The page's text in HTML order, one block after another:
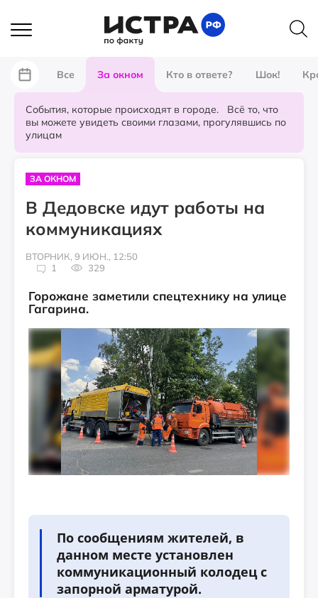
Все За окном Кто в ответе? Шок!
События, которые происходят в городе. Всё то, что
вы можете увидеть своими глазами, прогулявшись по
улицам
ЗА ОКНОМ
В Дедовске идут работы на
коммуникациях
ВТОРНИК, 9 ИЮН., 12:50
1
329
Горожане заметили спецтехнику на улице
Гагарина.
По сообщениям жителей, в
данном месте установлен
коммуникационный колодец с
запорной арматурой.